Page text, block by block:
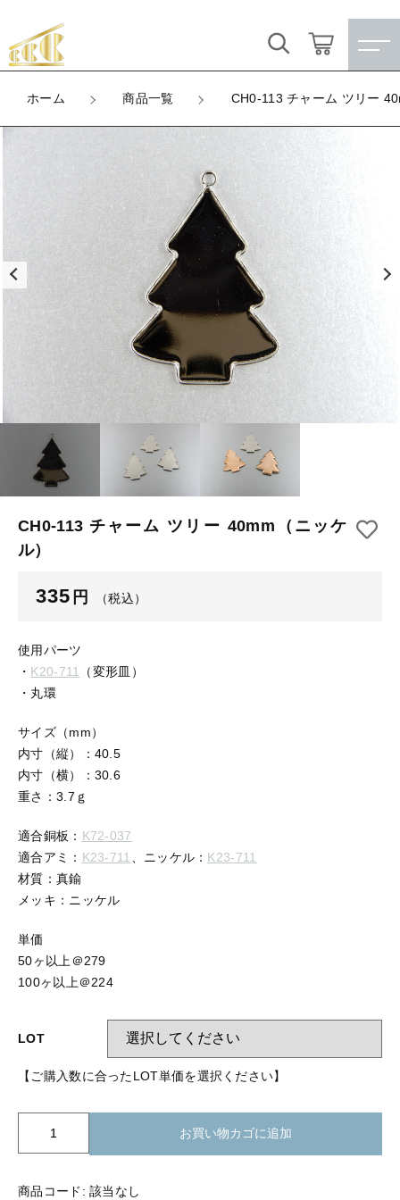
ホーム 商品一覧 CH0-113 チャーム ツリー
CH0-113 チャーム ツリー 40mm（ニッケ
ル）
335 円 （税込）
使用パーツ
・ K20-711 （変形皿）
・丸環
サイズ（mm）
内寸（縦）：40.5
内寸（横）：30.6
重さ：3.7ｇ
適合銅板： K72-037
適合アミ： K23-711、ニッケル： K23-711
材質：真鍮
メッキ：ニッケル
単価
50ヶ以上＠279
100ヶ以上＠224
LOT
【ご購入数に合ったLOT単価を選択ください】
ャ
お買い物カゴに追加
商品コード:該当なし
カートに商品を追加しました
ル）
LOT
（税込）
ショッピングを続ける
カートを確認する
すべての商品
★訳ありアウトレット★
【メッキ付】 製品
【メッキ付】 ブローチ台
【はめこみパーツ】 銅板
【はめこみパーツ】 アルミ板
【はめこみパーツ】 アミ
【表金具】 皿・ミール皿
【表金具】 浅皿
【表金具】 押皿・挽物
【表金具】 4ッ爪
【表金具】 平板
【表金具】 プレート
【留め金具】 ブローチピン
【留め金具】 丸カン・小判カン
【留め金具】 指輪
【留め金具】 イヤリング
【留め金具】 クリップ・差込
【留め金具】 ネクタイピン
【留め金具】 蝶タック
【留め金具】 タイタック
【留め金具】 スライダー
【留め金具】 スカーフ留め
すべて
★訳ありアウトレット★
【メッキ付】 製品
【メッキ付】 ブローチ台
【はめこみパーツ】 銅板
【はめこみパーツ】 アルミ板
【はめこみパーツ】 アミ
【表金具】 皿・ミール皿
【表金具】 浅皿
【表金具】 透かしパーツ
【留め金具】 丸カン・小判カン
【留め金具】 マスク用クリップ
【留め金具】 蝶タック
こだわり検索
子カテゴリ
～
その他
在庫あり セール